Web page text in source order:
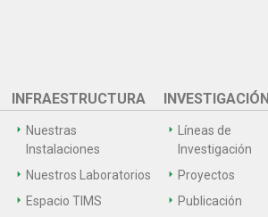
INFRAESTRUCTURA
Nuestras
Instalaciones
Nuestros Laboratorios
Espacio TIMS
INVESTIGACIÓN
Líneas de
Investigación
Proyectos
Publicación